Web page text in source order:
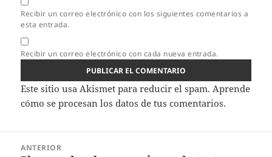
Recibir un correo electrónico con los siguientes comentarios a
esta entrada.
Recibir un correo electrónico con cada nueva entrada.
Este sitio usa Akismet para reducir el spam.Aprende
cómo se procesan los datos de tus comentarios.
ANTERIOR